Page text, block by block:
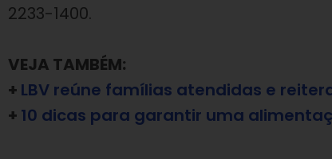
2233-1400.
VEJA TAMBÉM:
+ LBV reúne famílias atendidas e
+ 10 dicas para garantir uma